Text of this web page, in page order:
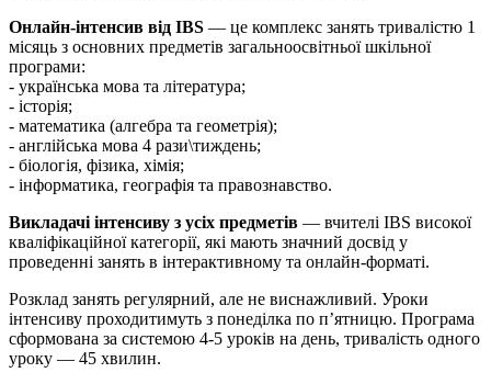
Онлайн-інтенсив від IBS — це комплекс занять тривалістю 1
місяць з основних предметів загальноосвітньої шкільної
програми:
- українська мова та література;
- історія;
- математика (алгебра та геометрія);
- англійська мова 4 рази\тиждень;
- біологія, фізика, хімія;
- інформатика, географія та правознавство.
Викладачі інтенсиву з усіх предметів — вчителі IBS високої
кваліфікаційної категорії, які мають значний досвід у
проведенні занять в інтерактивному та онлайн-форматі.
Розклад занять регулярний, але не виснажливий. Уроки
інтенсиву проходитимуть з понеділка по пʼятницю. Програма
сформована за системою 4-5 уроків на день, тривалість одного
уроку — 45 хвилин.